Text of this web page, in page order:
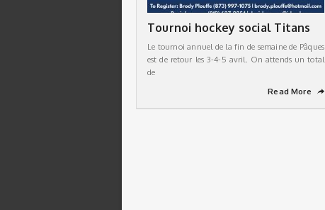
Tournoi hockey social Titans
Le tournoi annuel de la fin de semaine de Pâques
est de retour les 3-4-5 avril. On attends un total
de
Read More
➦